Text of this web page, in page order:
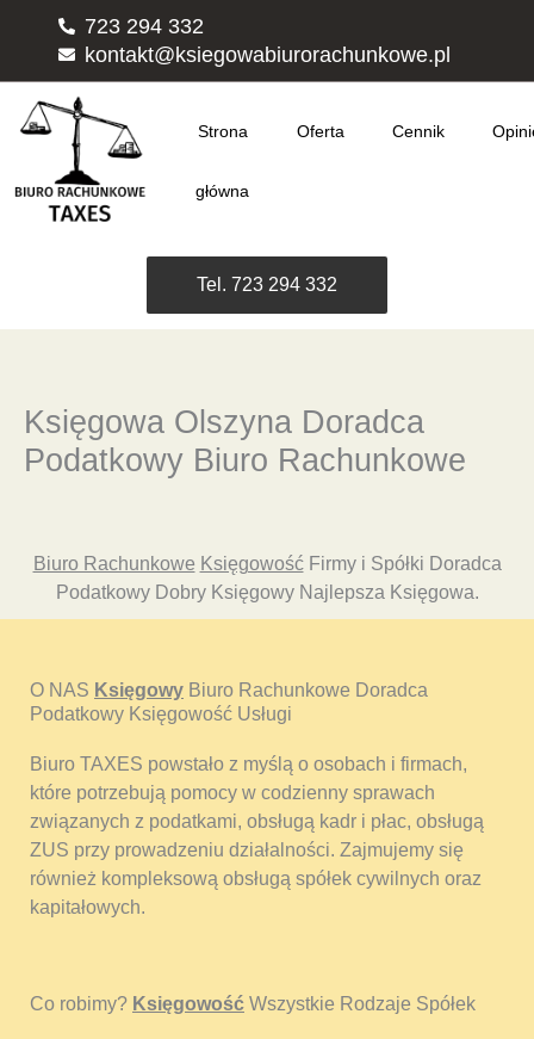
723 294 332
kontakt@ksiegowabiurorachunkowe.pl
Strona
główna
Oferta Cennik
Tel. 723 294 332
Księgowa Olszyna Doradca
Podatkowy Biuro Rachunkowe
Biuro Rachunkowe KsięgowośćFirmy i Spółki Doradca
Podatkowy Dobry Księgowy Najlepsza Księgowa.
O NAS Księgowy Biuro Rachunkowe Doradca
Podatkowy Księgowość Usługi
Biuro TAXES powstało z myślą o osobach i firmach,
które potrzebują pomocy w codzienny sprawach
związanych z podatkami, obsługą kadr i płac, obsługą
ZUS przy prowadzeniu działalności. Zajmujemy się
również kompleksową obsługą spółek cywilnych oraz
kapitałowych.
Co robimy? Księgowość Wszystkie Rodzaje Spółek